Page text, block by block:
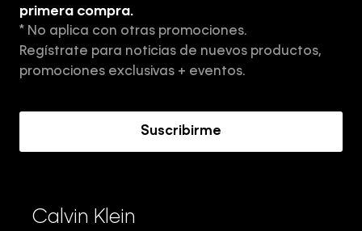
Tiendas
Aviso de privacidad
Términos y Condiciones
primera compra.
* No aplica con otras promociones.
Regístrate para noticias de nuevos productos,
promociones exclusivas + eventos.
Suscribirme
Calvin Klein